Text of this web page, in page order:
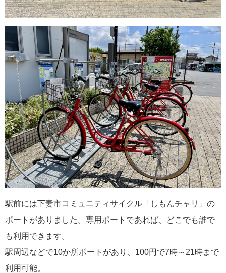
駅前には下妻市コミュニティサイクル「しもんチャリ」の
ポートがありました。専用ポートであれば、どこでも誰で
も利用できます。
駅周辺などで10か所ポートがあり、100円で7時～21時まで
利用可能。